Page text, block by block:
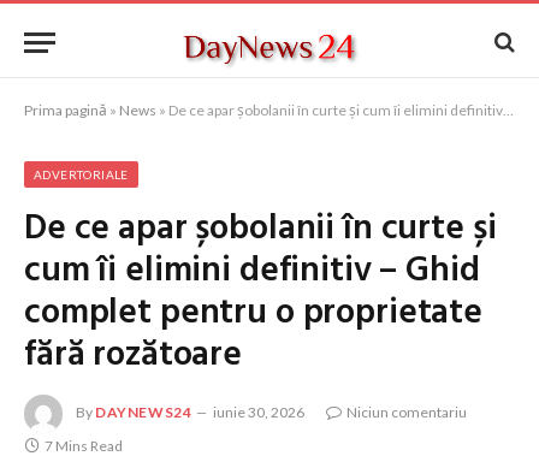
Prima pagină » News » De ce apar șobolanii în curte și cum îi elimini definitiv – Ghid complet pentru o proprietate fără rozătoare
ADVERTORIALE
De ce apar șobolanii în curte și
cum îi elimini definitiv – Ghid
complet pentru o proprietate
fără rozătoare
By DAYNEWS24 iunie 30, 2026
Niciun comentariu
7 Mins Read